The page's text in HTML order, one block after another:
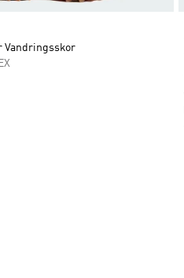
Vandringsskor